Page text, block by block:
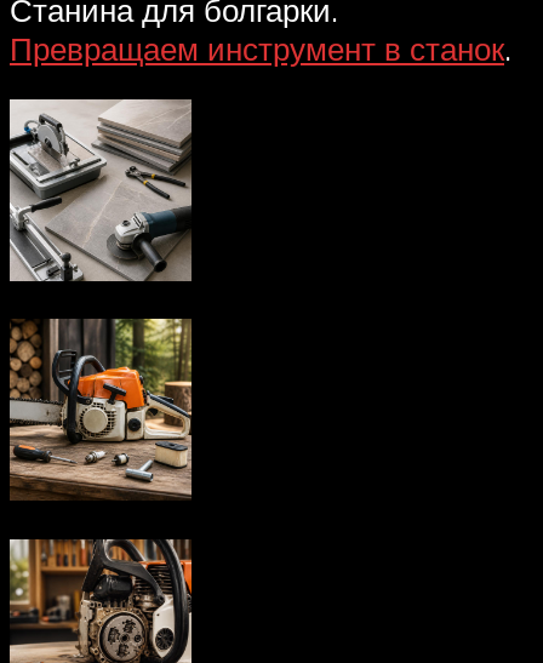
Станина для болгарки.
Превращаем инструмент в станок.